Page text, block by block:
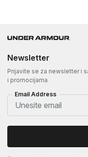
Newsletter
Prijavite se za newsletter i
i promocijama
Email Address